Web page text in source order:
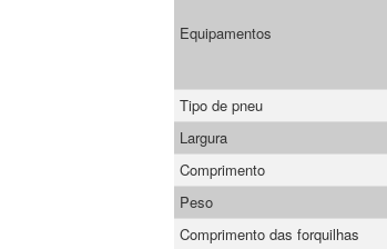
Equipamentos
Tipo de pneu
Largura
Comprimento
Peso
Comprimento das forquilhas